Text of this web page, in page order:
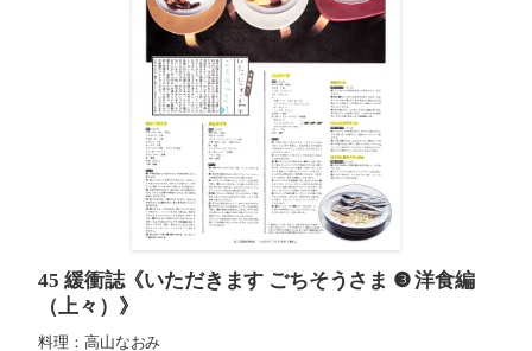
45 緩衝誌《いただきます ごちそうさま ❸ 洋食編
（上々）》
料理：高山なおみ